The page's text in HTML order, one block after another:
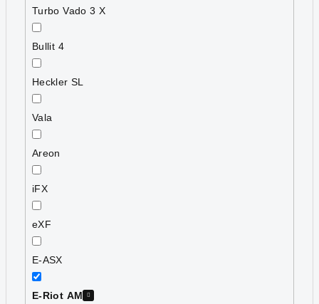
Turbo Vado 3 X
Bullit 4
Heckler SL
Vala
Areon
iFX
eXF
E-ASX
E-Riot AM